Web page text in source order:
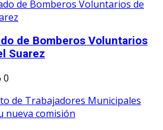
de Bomberos Voluntarios
Suarez
0